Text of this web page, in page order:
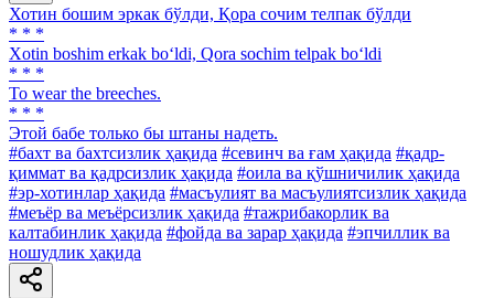
Хотин бошим эркак бўлди, Қора сочим телпак бўлди
* * *
Xotin boshim erkak bo‘ldi, Qora sochim telpak bo‘ldi
* * *
To wear the breeches.
* * *
Этой бабе только бы штаны надеть.
#бахт ва бахтсизлик ҳақида #севинч ва ғам ҳақида #қадр-
қиммат ва қадрсизлик ҳақида #оила ва қўшничилик ҳақида
#эр-хотинлар ҳақида #масъулият ва масъулиятсизлик ҳақида
#меъёр ва меъёрсизлик ҳақида #тажрибакорлик ва
калтабинлик ҳақида #фойда ва зарар ҳақида #эпчиллик ва
ношудлик ҳақида